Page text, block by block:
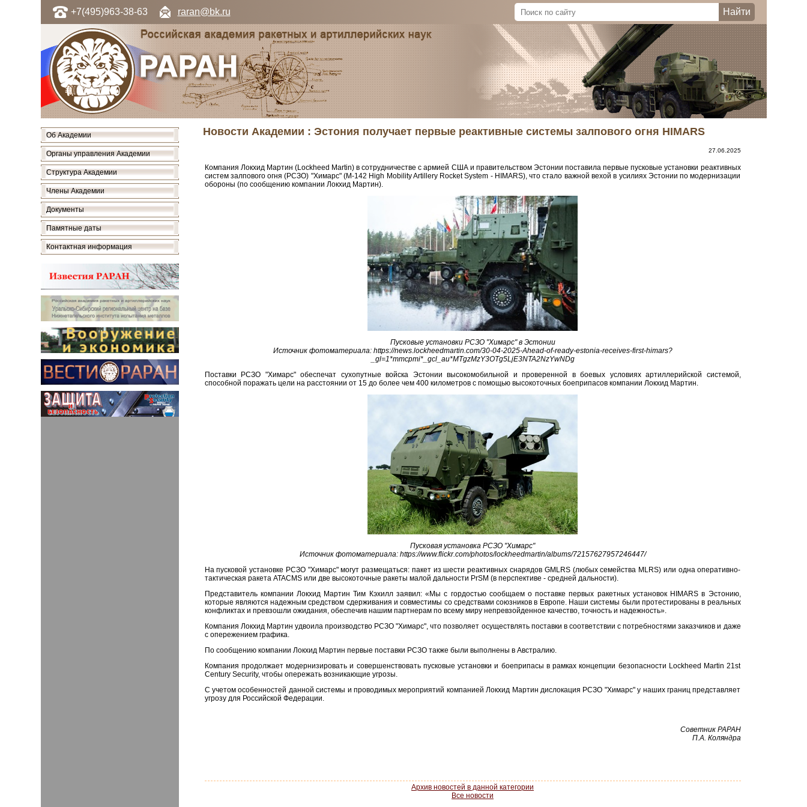
+7(495)963-38-63 raran@bk.ru
Об Академии
Органы управления Академии
Структура Академии
Члены Академии
Документы
Памятные даты
Контактная информация
Новости Академии : Эстония получает первые реактивные системы залпового огня HIMARS
27.06.2025
Компания Локхид Мартин (Lockheed Martin) в сотрудничестве с армией США и правительством Эстонии поставила первые пусковые установки реактивных
систем залпового огня (РСЗО) "Химарс" (M-142 High Mobility Artillery Rocket System - HIMARS), что стало важной вехой в усилиях Эстонии по модернизации
обороны (по сообщению компании Локхид Мартин).
Пусковые установки РСЗО "Химарс" в Эстонии
Источник фотоматериала: https://news.lockheedmartin.com/30-04-2025-Ahead-of-ready-estonia-receives-first-himars?
_gl=1*mmcpmi*_gcl_au*MTgzMzY3OTg5LjE3NTA2NzYwNDg
Поставки РСЗО "Химарс" обеспечат сухопутные войска Эстонии высокомобильной и проверенной в боевых условиях артиллерийской системой,
способной поражать цели на расстоянии от 15 до более чем 400 километров с помощью высокоточных боеприпасов компании Локхид Мартин.
Пусковая установка РСЗО "Химарс"
Источник фотоматериала: https://www.flickr.com/photos/lockheedmartin/albums/72157627957246447/
На пусковой установке РСЗО "Химарс" могут размещаться: пакет из шести реактивных снарядов GMLRS (любых семейства MLRS) или одна оперативно-
тактическая ракета ATACMS или две высокоточные ракеты малой дальности PrSM (в перспективе - средней дальности).
Представитель компании Локхид Мартин Тим Кэхилл заявил: «Мы с гордостью сообщаем о поставке первых ракетных установок HIMARS в Эстонию,
которые являются надежным средством сдерживания и совместимы со средствами союзников в Европе. Наши системы были протестированы в реальных
конфликтах и превзошли ожидания, обеспечив нашим партнерам по всему миру непревзойденное качество, точность и надежность».
Компания Локхид Мартин удвоила производство РСЗО "Химарс", что позволяет осуществлять поставки в соответствии с потребностями заказчиков и даже
с опережением графика.
По сообщению компании Локхид Мартин первые поставки РСЗО также были выполнены в Австралию.
Компания продолжает модернизировать и совершенствовать пусковые установки и боеприпасы в рамках концепции безопасности Lockheed Martin 21st
Century Security, чтобы опережать возникающие угрозы.
С учетом особенностей данной системы и проводимых мероприятий компанией Локхид Мартин дислокация РСЗО "Химарс" у наших границ представляет
угрозу для Российской Федерации.
Советник РАРАН
П.А. Коляндра
Архив новостей в данной категории
Все новости